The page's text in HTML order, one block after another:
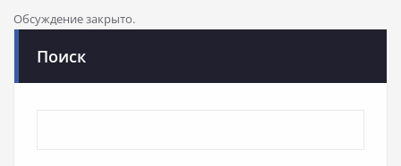
Обсуждение закрыто.
Поиск